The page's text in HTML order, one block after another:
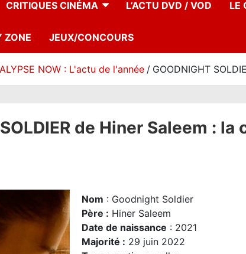
CRITIQUES CINÉMA L’ACTU DVD / VOD LE
ZONE JEUX/CONCOURS
NOW : L'actu de l'année GOODNIGHT
de Hiner Saleem :
Nom : Goodnight Soldier
Père : Hiner Saleem
Date de naissance : 2021
Majorité : 29 juin 2022